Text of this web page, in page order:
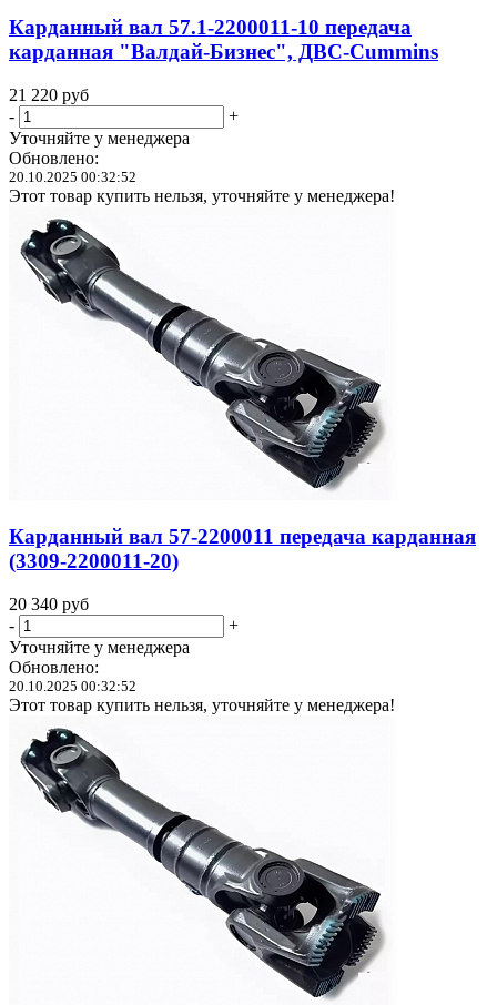
Карданный вал 57.1-2200011-10 передача
карданная "Валдай-Бизнес", ДВС-Cummins
21 220 руб
-
+
Уточняйте у менеджера
Обновлено:
20.10.2025 00:32:52
Этот товар купить нельзя, уточняйте у менеджера!
Карданный вал 57-2200011 передача карданная
(3309-2200011-20)
20 340 руб
-
+
Уточняйте у менеджера
Обновлено:
20.10.2025 00:32:52
Этот товар купить нельзя, уточняйте у менеджера!